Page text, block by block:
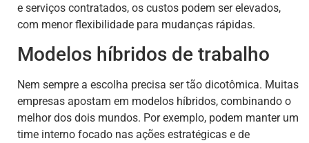
e serviços contratados, os custos podem ser elevados,
com menor flexibilidade para mudanças rápidas.
Modelos híbridos de trabalho
Nem sempre a escolha precisa ser tão dicotômica. Muitas
empresas apostam em modelos híbridos, combinando o
melhor dos dois mundos. Por exemplo, podem manter um
time interno focado nas ações estratégicas e de